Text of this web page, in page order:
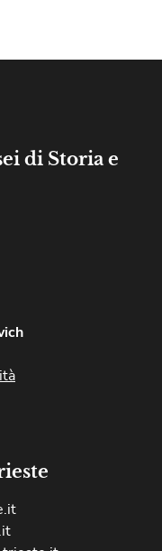
di Storia e